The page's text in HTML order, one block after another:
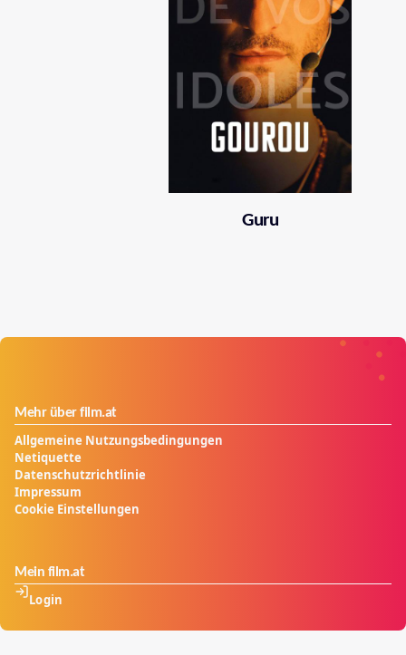
Guru
Mehr über film.at
Allgemeine Nutzungsbedingungen
Netiquette
Datenschutzrichtlinie
Impressum
Cookie Einstellungen
Mein film.at
Login